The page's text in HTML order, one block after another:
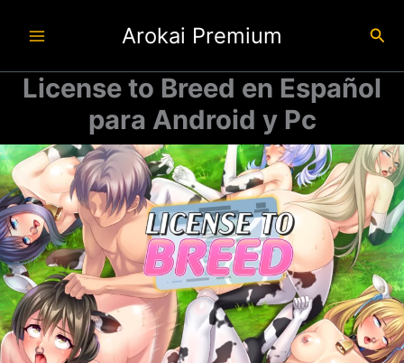
Arokai Premium
License to Breed en Español
para Android y Pc